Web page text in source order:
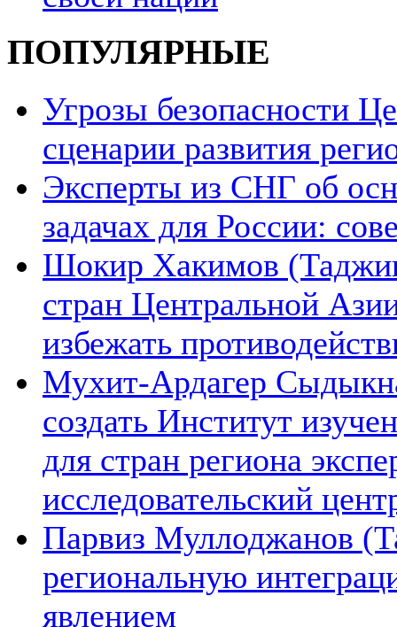
ПОПУЛЯРНЫЕ
Угрозы безопасности
сценарии развития
Эксперты из СНГ об
задачах для России:
Шокир Хакимов
стран Центральной
избежать
Мухит-Ардагер
создать Институт
для стран региона
исследовательский
Парвиз Муллоджанов
региональную
явлением